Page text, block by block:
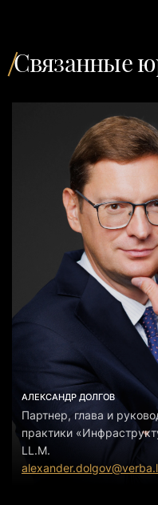
Связанные
АЛЕКСАНДР ДОЛГОВ
Партнер, глава и
практики
LL.M.